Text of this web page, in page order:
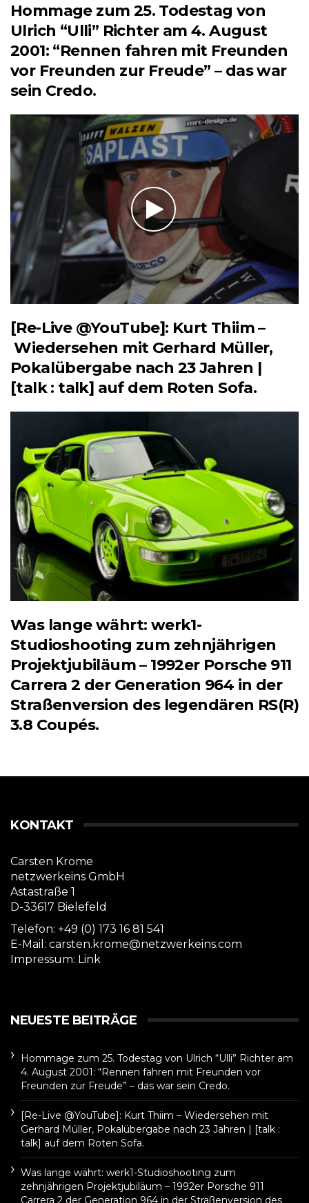
Hommage zum 25. Todestag von
Ulrich “Ulli” Richter am 4. August
2001: “Rennen fahren mit Freunden
vor Freunden zur Freude” – das war
sein Credo.
[Re-Live @YouTube]: Kurt Thiim –
Wiedersehen mit Gerhard Müller,
Pokalübergabe nach 23 Jahren |
[talk : talk] auf dem Roten Sofa.
Was lange währt: werk1-
Studioshooting zum zehnjährigen
Projektjubiläum – 1992er Porsche 911
Carrera 2 der Generation 964 in der
Straßenversion des legendären RS(R)
3.8 Coupés.
KONTAKT
Carsten Krome
netzwerkeins GmbH
Astastraße 1
D-33617 Bielefeld
Telefon: +49 (0) 173 16 81 541
E-Mail: carsten.krome@netzwerkeins.com
Impressum: Link
NEUESTE BEITRÄGE
Hommage zum 25. Todestag von Ulrich “Ulli” Richter am
4. August 2001: “Rennen fahren mit Freunden vor
Freunden zur Freude” – das war sein Credo.
[Re-Live @YouTube]: Kurt Thiim – Wiedersehen mit
Gerhard Müller, Pokalübergabe nach 23 Jahren | [talk :
talk] auf dem Roten Sofa.
Was lange währt: werk1-Studioshooting zum
zehnjährigen Projektjubiläum – 1992er Porsche 911